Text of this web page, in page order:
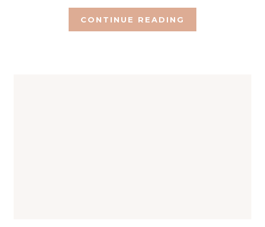
CONTINUE READING